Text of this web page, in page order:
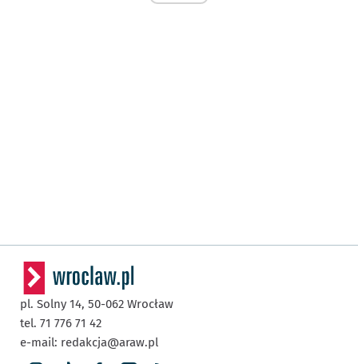
pl. Solny 14, 50-062 Wrocław
tel. 71 776 71 42
e-mail: redakcja@araw.pl